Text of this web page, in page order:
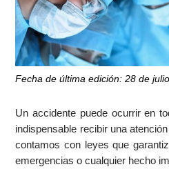
Fecha de última edición: 28 de
Un accidente puede ocurrir en
indispensable recibir una
contamos con leyes que
emergencias o cualquier hecho